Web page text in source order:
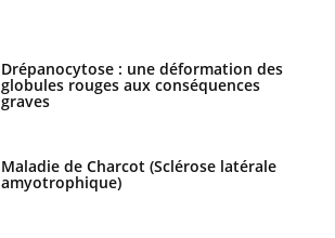
Drépanocytose : une déformation des
globules rouges aux conséquences
graves
Maladie de Charcot (Sclérose latérale
amyotrophique)